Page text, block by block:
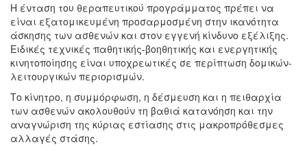
Η ένταση του θεραπευτικού προγράμματος πρέπει να
είναι εξατομικευμένη προσαρμοσμένη στην ικανότητα
άσκησης των ασθενών και στον εγγενή κίνδυνο εξέλιξης.
Ειδικές τεχνικές παθητικής-βοηθητικής και ενεργητικής
κινητοποίησης είναι υποχρεωτικές σε περίπτωση δομικών-
λειτουργικών περιορισμών.
Το κίνητρο, η συμμόρφωση, η δέσμευση και η πειθαρχία
των ασθενών ακολουθούν τη βαθιά κατανόηση και την
αναγνώριση της κύριας εστίασης στις μακροπρόθεσμες
αλλαγές στάσης.